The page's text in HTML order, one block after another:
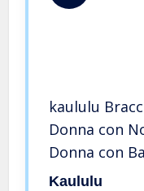
kaululu
Donna con
Donna con
Kaululu